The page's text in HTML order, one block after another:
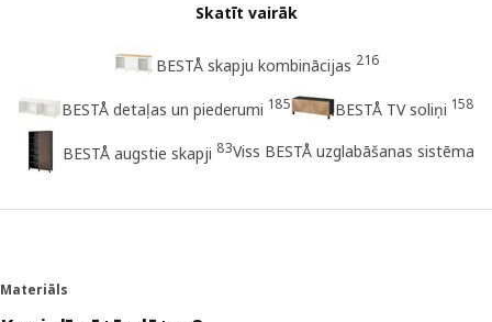
Skatīt vairāk
BESTÅ skapju kombinācijas 216
BESTÅ detaļas un piederumi 185 BESTÅ TV soliņi 158
BESTÅ augstie skapji 83Viss BESTÅ uzglabāšanas sistēma
Materiāls